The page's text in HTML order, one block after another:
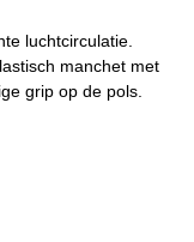
luchtcirculatie.
manchet met
grip op de pols.